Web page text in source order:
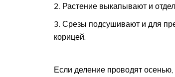
Растение выкапывают и
Срезы подсушивают и для
корицей.
Если деление проводят